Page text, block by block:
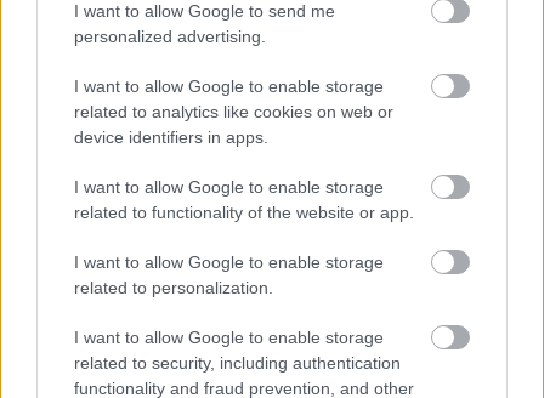
I want to allow Google to send me
personalized advertising.
I want to allow Google to enable storage
related to analytics like cookies on web or
device identifiers in apps.
I want to allow Google to enable storage
related to functionality of the website or app.
I want to allow Google to enable storage
related to personalization.
I want to allow Google to enable storage
related to security, including authentication
functionality and fraud prevention, and other
tagja volt. A Magyar Művészeti Akadémia
1994-ben választotta tagjai sorába.
Munkásságáért 1974-ben József Attila-díjat,
1990-ben Déry Tibor-jutalmat, 1992-ben
Soros-életműdíjat, 1996-ban Kossuth-, 1998-
Prima Primissima Díjat kapott.
Forrás: MTI